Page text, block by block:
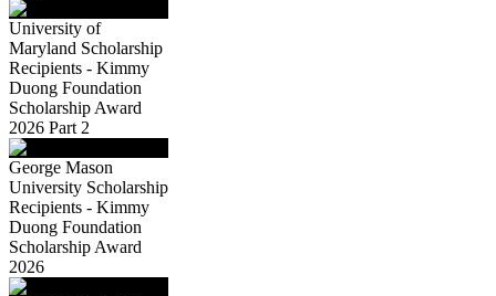
University of
Maryland Scholarship
Recipients - Kimmy
Duong Foundation
Scholarship Award
2026 Part 2
George Mason
University Scholarship
Recipients - Kimmy
Duong Foundation
Scholarship Award
2026